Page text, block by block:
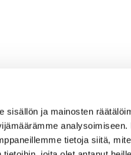
sisällön ja mainosten
tietoja siitä,